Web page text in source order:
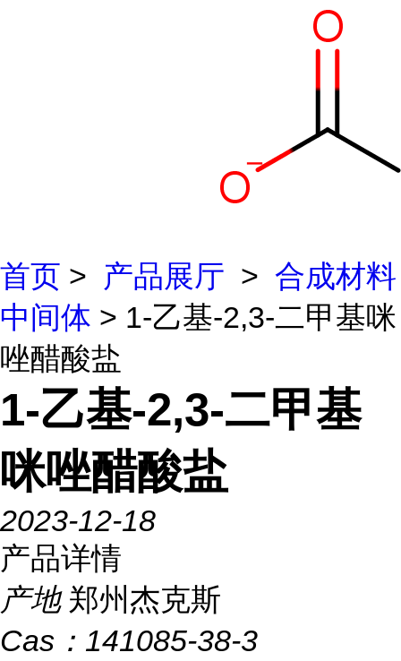
首页 > 产品展厅 > 合成材料
中间体 > 1-乙基-2,3-二甲基咪
唑醋酸盐
1-乙基-2,3-二甲基
咪唑醋酸盐
2023-12-18
产品详情
产地 郑州杰克斯
Cas： 141085-38-3